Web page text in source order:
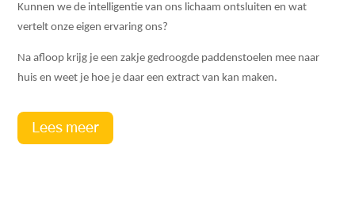
Kunnen we de intelligentie van ons lichaam ontsluiten en wat
vertelt onze eigen ervaring ons?
Na afloop krijg je een zakje gedroogde paddenstoelen mee naar
huis en weet je hoe je daar een extract van kan maken.
Lees meer